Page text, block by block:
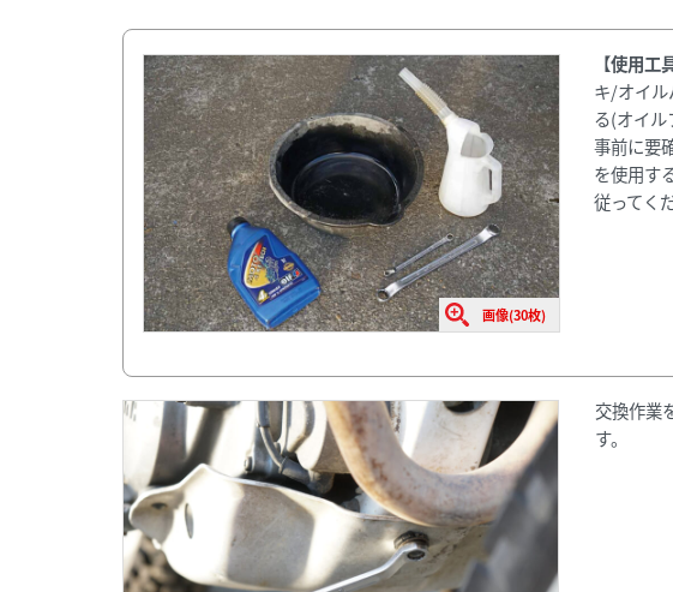
画像(30枚)
【使用工
キ/オイル
る(オイル
事前に要
を使用す
従ってく
交換作業
す。